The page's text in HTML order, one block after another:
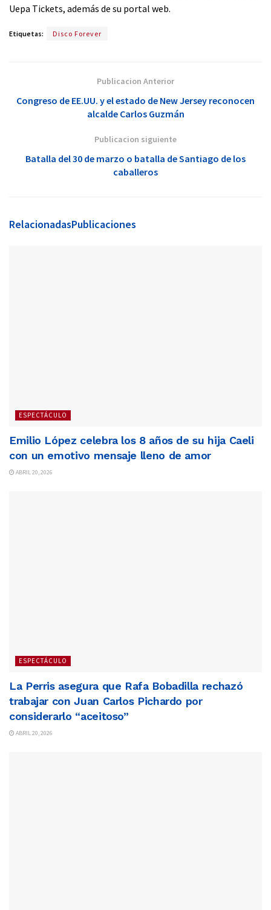
Uepa Tickets, además de su portal web.
Etiquetas: Disco Forever
Publicacion Anterior
Congreso de EE.UU. y el estado de New Jersey reconocen
alcalde Carlos Guzmán
Publicacion siguiente
Batalla del 30 de marzo o batalla de Santiago de los
caballeros
RelacionadasPublicaciones
ESPECTÁCULO
Emilio López celebra los 8 años de su hija Caeli
con un emotivo mensaje lleno de amor
ABRIL 20, 2026
ESPECTÁCULO
La Perris asegura que Rafa Bobadilla rechazó
trabajar con Juan Carlos Pichardo por
considerarlo “aceitoso”
ABRIL 20, 2026